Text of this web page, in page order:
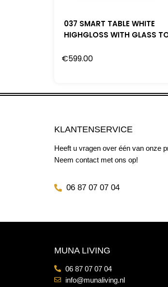
037 SMART TABLE WHITE
HIGHGLOSS WITH GLASS
€599.00
KLANTENSERVICE
Heeft u vragen over één van onze
Neem contact met ons op!
06 87 07 07 04
MUNA LIVING
06 87 07 07 04
info@munaliving.nl